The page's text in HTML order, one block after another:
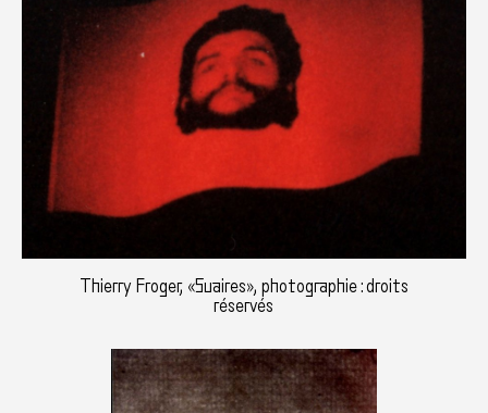
Thierry Froger, «Suaires», photographie : droits
réservés